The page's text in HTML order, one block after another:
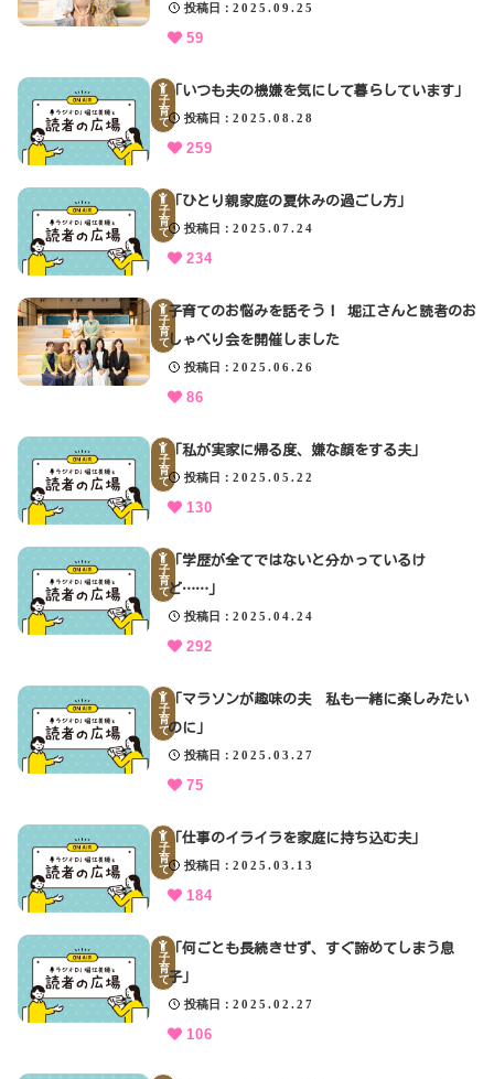
投稿日 2025.09.25
59
子
育
て
「いつも夫の機嫌を気にして暮らしています」
投稿日 2025.08.28
259
子
育
て
「ひとり親家庭の夏休みの過ごし方」
投稿日 2025.07.24
234
子
育
て
子育てのお悩みを話そう！ 堀江さんと読者のお
しゃべり会を開催しました
投稿日 2025.06.26
86
子
育
て
「私が実家に帰る度、嫌な顔をする夫」
投稿日 2025.05.22
130
子
育
て
「学歴が全てではないと分かっているけ
ど……」
投稿日 2025.04.24
292
子
育
て
「マラソンが趣味の夫 私も一緒に楽しみたい
のに」
投稿日 2025.03.27
75
子
育
て
「仕事のイライラを家庭に持ち込む夫」
投稿日 2025.03.13
184
子
育
て
「何ごとも長続きせず、すぐ諦めてしまう息
子」
投稿日 2025.02.27
106